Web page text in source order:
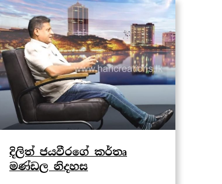
දිලිත් ජයවීරගේ කර්තෘ
මණ්ඩල නිදහස